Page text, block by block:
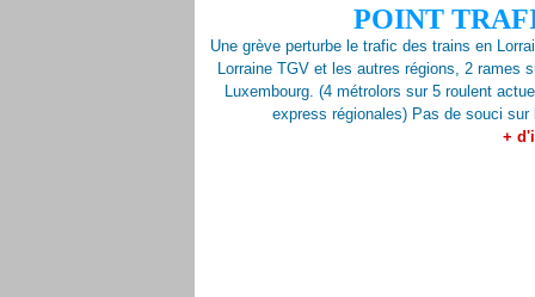
POINT
Une grève perturbe le trafic des trains en
Lorraine TGV et les autres régions, 2 rames
Luxembourg. (4 métrolors sur 5 roulent
express régionales) Pas de souci
+